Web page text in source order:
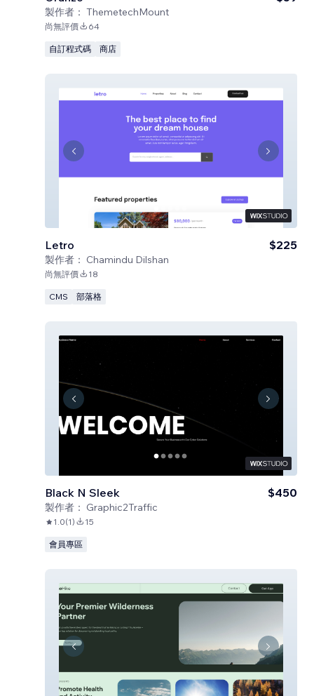
製作者： ThemetechMount
尚無評價 64
自訂程式碼 商店
Letro
製作者： Chamindu Dilshan
$225
尚無評價 18
CMS 部落格
Black N Sleek
製作者： Graphic2Traffic
$450
1.0(1) 15
會員專區